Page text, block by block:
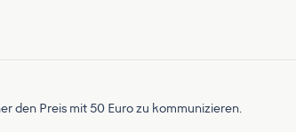
den Preis mit 50 Euro zu kommunizieren.